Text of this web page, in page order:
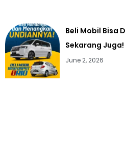
Beli Mobil Bisa
Sekarang Juga!
June 2, 2026